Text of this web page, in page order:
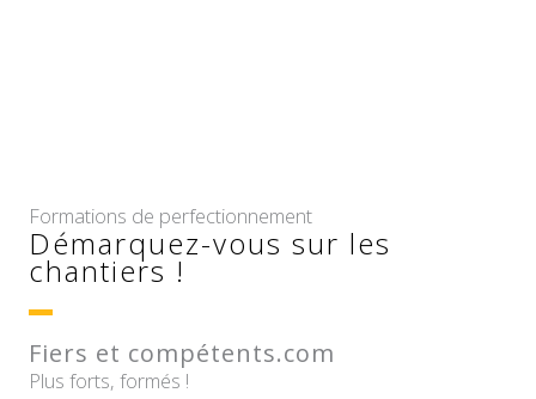
Formations de perfectionnement
Démarquez-vous sur les
chantiers !
Fiers et compétents.com
Plus forts, formés !